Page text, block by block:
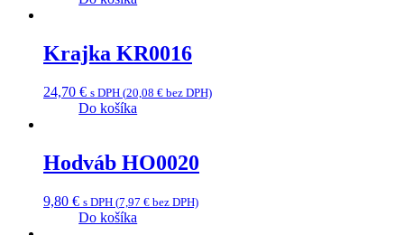
Krajka KR0016
24,70 € s DPH (20,08 € bez DPH)
Do košíka
Hodváb HO0020
9,80 € s DPH (7,97 € bez DPH)
Do košíka